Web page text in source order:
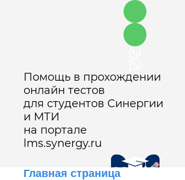
Помощь в прохождении
онлайн тестов
для студентов Синергии
и МТИ
на портале
lms.synergy.ru
Главная страница